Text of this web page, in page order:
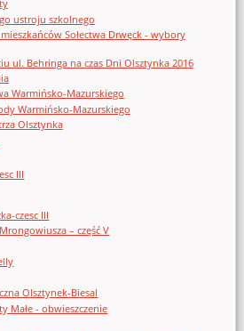
ustroju szkolnego
Sołectwa Drwęck - wybory
ul. Behringa na czas Dni Olsztynka 2016
Warmińsko-Mazurskiego
Warmińsko-Mazurskiego
Olsztynka
III
czesc III
– część V
Olsztynek-Biesal
Małe - obwieszczenie